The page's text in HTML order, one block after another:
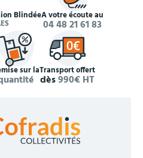
BlindéeÀ votre écoute au
04 48 21 61 83
sur laTransport offert
dès990€ HT